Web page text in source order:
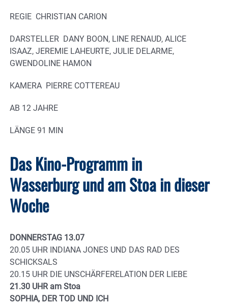
REGIE CHRISTIAN CARION
DARSTELLER DANY BOON, LINE RENAUD, ALICE
ISAAZ, JEREMIE LAHEURTE, JULIE DELARME,
GWENDOLINE HAMON
KAMERA PIERRE COTTEREAU
AB 12 JAHRE
LÄNGE 91 MIN
Das Kino-Programm in
Wasserburg und am Stoa in dieser
Woche
DONNERSTAG 13.07
20.05 UHR INDIANA JONES UND DAS RAD DES
SCHICKSALS
20.15 UHR DIE UNSCHÄRFERELATION DER LIEBE
21.30 UHR am Stoa
SOPHIA, DER TOD UND ICH